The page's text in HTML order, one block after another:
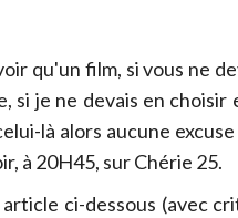
qu'un film, si vous ne
si je ne devais en
là alors aucune
à 20H45, sur Chérie 25.
ci-dessous (avec